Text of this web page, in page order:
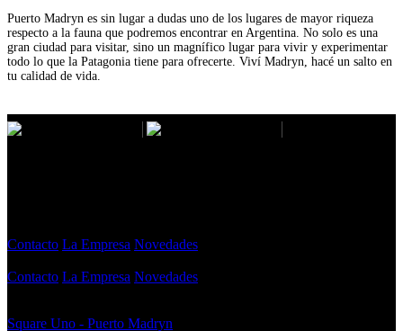
Puerto Madryn es sin lugar a dudas uno de los lugares de mayor riqueza
respecto a la fauna que podremos encontrar en Argentina. No solo es una
gran ciudad para visitar, sino un magnífico lugar para vivir y experimentar
todo lo que la Patagonia tiene para ofrecerte. Viví Madryn, hacé un salto en
tu calidad de vida.
Contacto La Empresa Novedades
Contacto La Empresa Novedades
Square Uno - Puerto Madryn